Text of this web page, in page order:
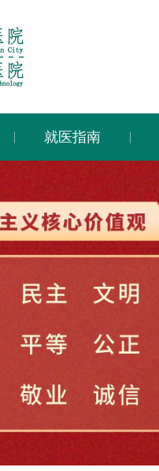
就医指南